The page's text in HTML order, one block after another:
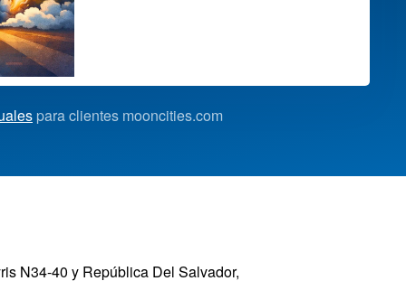
para clientes mooncities.com
N34-40 y República Del Salvador,